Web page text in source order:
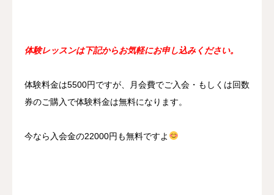
体験レッスンは下記からお気軽にお申し込みください。
体験料金は5500円ですが、月会費でご入会・もしくは回数
券のご購入で体験料金は無料になります。
今なら入会金の22000円も無料ですよ